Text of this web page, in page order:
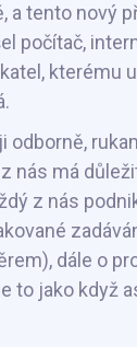
tento
počítač,
nás má
z nás
dále o
jako